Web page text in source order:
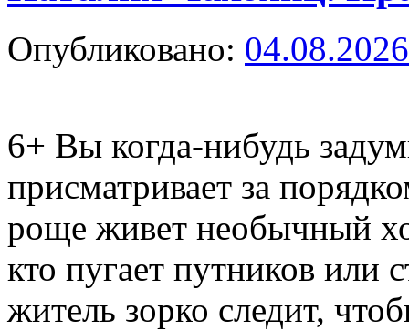
Опубликовано: 04.08.2026
6+ Вы когда-нибудь
присматривает за
роще живет необычный
кто пугает путников или
житель зорко следит,